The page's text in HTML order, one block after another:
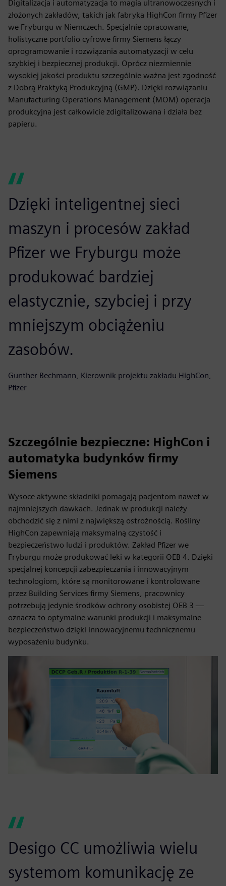
Digitalizacja i automatyzacja to magia ultranowoczesnych i
złożonych zakładów, takich jak fabryka HighCon firmy Pfizer
we Fryburgu w Niemczech. Specjalnie opracowane,
holistyczne portfolio cyfrowe firmy Siemens łączy
oprogramowanie i rozwiązania automatyzacji w celu
szybkiej i bezpiecznej produkcji. Oprócz niezmiennie
wysokiej jakości produktu szczególnie ważna jest zgodność
z Dobrą Praktyką Produkcyjną (GMP). Dzięki rozwiązaniu
Manufacturing Operations Management (MOM) operacja
produkcyjna jest całkowicie zdigitalizowana i działa bez
papieru.
Dzięki inteligentnej sieci
maszyn i procesów zakład
Pfizer we Fryburgu może
produkować bardziej
elastycznie, szybciej i przy
mniejszym obciążeniu
zasobów.
Gunther Bechmann, Kierownik projektu zakładu HighCon,
Pfizer
Szczególnie bezpieczne: HighCon i
automatyka budynków firmy
Siemens
Wysoce aktywne składniki pomagają pacjentom nawet w
najmniejszych dawkach. Jednak w produkcji należy
obchodzić się z nimi z największą ostrożnością. Rośliny
HighCon zapewniają maksymalną czystość i
bezpieczeństwo ludzi i produktów. Zakład Pfizer we
Fryburgu może produkować leki w kategorii OEB 4. Dzięki
specjalnej koncepcji zabezpieczania i innowacyjnym
technologiom, które są monitorowane i kontrolowane
przez Building Services firmy Siemens, pracownicy
potrzebują jedynie środków ochrony osobistej OEB 3 —
oznacza to optymalne warunki produkcji i maksymalne
bezpieczeństwo dzięki innowacyjnemu technicznemu
wyposażeniu budynku.
Desigo CC umożliwia wielu
systemom komunikację ze